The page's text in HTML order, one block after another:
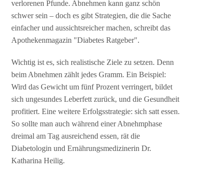
verlorenen Pfunde. Abnehmen kann ganz schön
schwer sein – doch es gibt Strategien, die die Sache
einfacher und aussichtsreicher machen, schreibt das
Apothekenmagazin "Diabetes Ratgeber".
Wichtig ist es, sich realistische Ziele zu setzen. Denn
beim Abnehmen zählt jedes Gramm. Ein Beispiel:
Wird das Gewicht um fünf Prozent verringert, bildet
sich ungesundes Leberfett zurück, und die Gesundheit
profitiert. Eine weitere Erfolgsstrategie: sich satt essen.
So sollte man auch während einer Abnehmphase
dreimal am Tag ausreichend essen, rät die
Diabetologin und Ernährungsmedizinerin Dr.
Katharina Heilig.